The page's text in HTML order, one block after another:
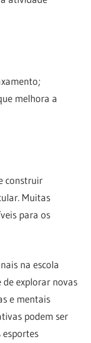
melhora a
construir
Muitas
para os
na escola
explorar novas
e mentais
podem ser